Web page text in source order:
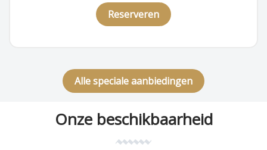
Reserveren
Alle speciale aanbiedingen
Onze beschikbaarheid